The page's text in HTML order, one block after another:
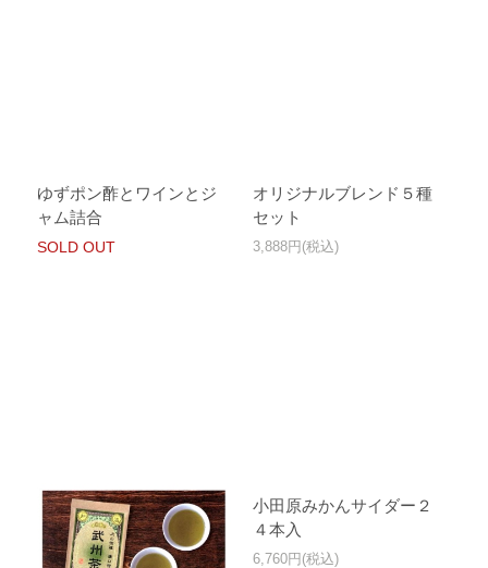
ゆずポン酢とワインとジ
ャム詰合
SOLD OUT
オリジナルブレンド５種
セット
3,888円(税込)
小田原みかんサイダー２
４本入
6,760円(税込)